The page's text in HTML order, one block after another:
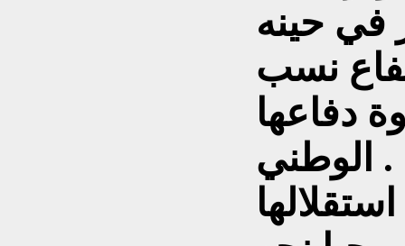
في حينه
نسب
دفاعها
الوطني .